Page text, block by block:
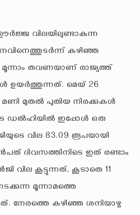
വിലയിലുണ്ടാകുന്ന
കഴിഞ്ഞ
മൂന്നാം തവണയാണ് രാജ്യത്ത്
ഉയർത്തുന്നത്. മെയ് 26
മണി മുതൽ പുതിയ നിരക്കുകൾ
ഡൽഹിയിൽ ഇപ്പോൾ ഒരു
വില 83.09 രൂപയായി
ദിവസത്തിനിടെ ഇത് രണ്ടാം
കൂട്ടുന്നത്, കൂടാതെ 11
മൂന്നാമത്തെ
നേരത്തെ കഴിഞ്ഞ ശനിയാഴ്ച